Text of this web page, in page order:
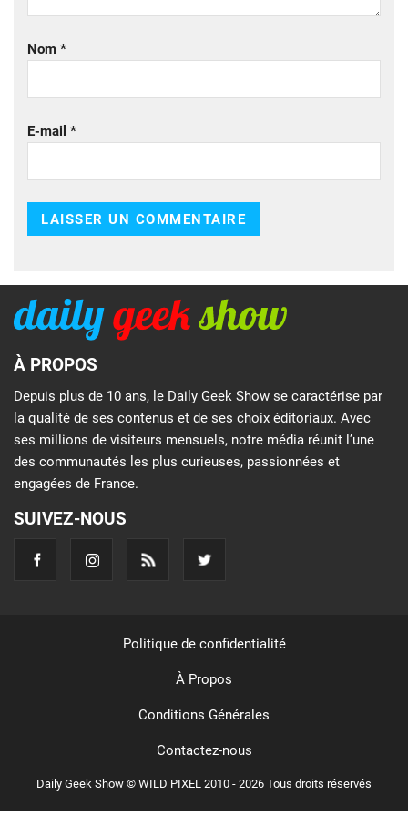
Nom *
E-mail *
À PROPOS
Depuis plus de 10 ans, le Daily Geek Show se caractérise par
la qualité de ses contenus et de ses choix éditoriaux. Avec
ses millions de visiteurs mensuels, notre média réunit l’une
des communautés les plus curieuses, passionnées et
engagées de France.
SUIVEZ-NOUS
Daily Geek Show © WILD PIXEL 2010 - 2026 Tous droits réservés
Politique de confidentialité
À Propos
Conditions Générales
Contactez-nous